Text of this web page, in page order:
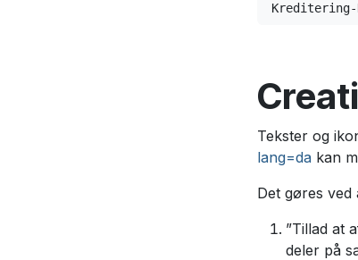
Kreditering-
Tekster og
lang=da kan
Det gøres ved
”Tillad at
deler på